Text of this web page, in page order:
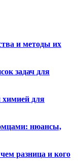
и методы их
задач для
химией для
нюансы,
разница и кого